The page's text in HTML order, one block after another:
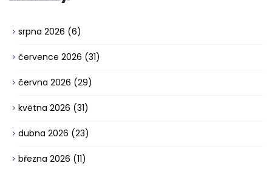
srpna 2026 (6)
července 2026 (31)
června 2026 (29)
května 2026 (31)
dubna 2026 (23)
března 2026 (11)